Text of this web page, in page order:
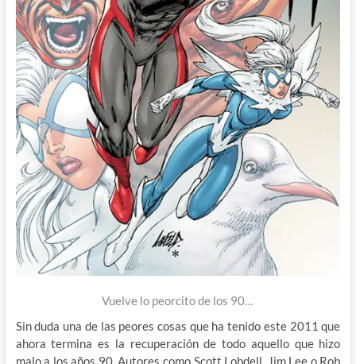
Vuelve lo peorcito de los 90…
Sin duda una de las peores cosas que ha tenido este 2011 que
ahora termina es la recuperación de todo aquello que hizo
malo a los años 90. Autores como Scott Lobdell, Jim Lee o Rob